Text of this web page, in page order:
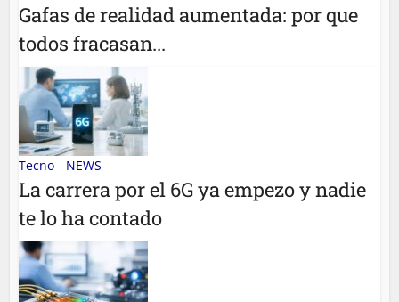
Gafas de realidad aumentada: por que
todos fracasan...
Tecno - NEWS
La carrera por el 6G ya empezo y nadie
te lo ha contado